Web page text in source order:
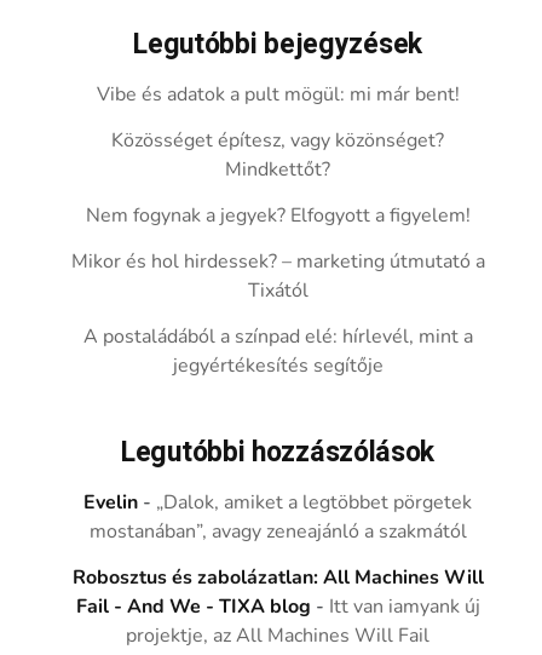
Legutóbbi bejegyzések
Vibe és adatok a pult mögül: mi már bent!
Közösséget építesz, vagy közönséget?
Mindkettőt?
Nem fogynak a jegyek? Elfogyott a figyelem!
Mikor és hol hirdessek? – marketing útmutató a
Tixától
A postaládából a színpad elé: hírlevél, mint a
jegyértékesítés segítője
Legutóbbi hozzászólások
Evelin - „Dalok, amiket a legtöbbet pörgetek
mostanában”, avagy zeneajánló a szakmától
Robosztus és zabolázatlan: All Machines Will
Fail - And We - TIXA blog - Itt van iamyank új
projektje, az All Machines Will Fail